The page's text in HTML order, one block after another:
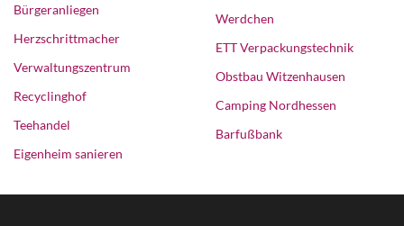
Bürgeranliegen
Herzschrittmacher
Verwaltungszentrum
Recyclinghof
Teehandel
Eigenheim sanieren
Werdchen
ETT Verpackungstechnik
Obstbau Witzenhausen
Camping Nordhessen
Barfußbank